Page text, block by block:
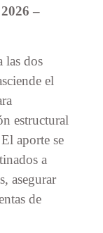
–
las dos
el
estructural
aporte se
a
asegurar
de